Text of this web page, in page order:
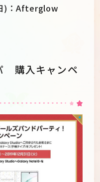
)：Afterglow
購入キャンペ